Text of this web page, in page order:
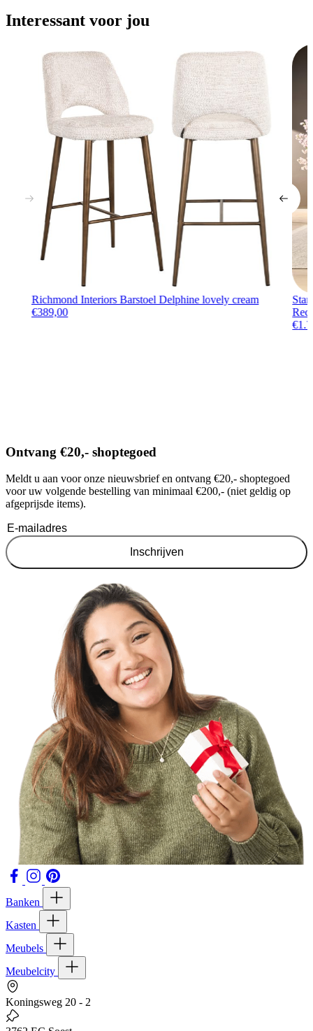
Interessant voor jou
Richmond Interiors Barstoel Delphine lovely cream
€389,00
€
Ontvang €20,- shoptegoed
Meldt u aan voor onze nieuwsbrief en ontvang €20,- shoptegoed
voor uw volgende bestelling van minimaal €200,- (niet geldig op
afgeprijsde items).
Inschrijven
Banken
Kasten
Meubels
Meubelcity
Koningsweg 20 - 2